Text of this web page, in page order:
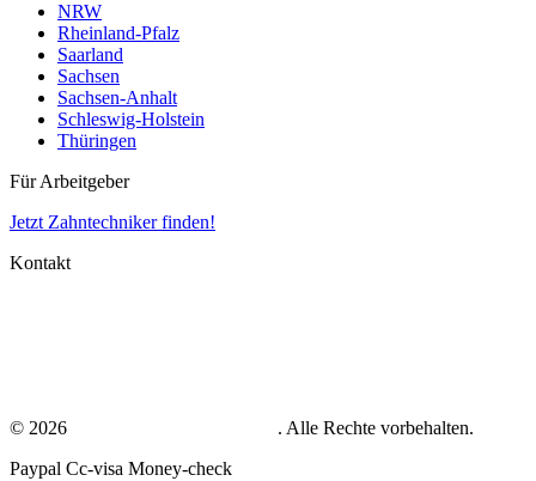
NRW
Rheinland-Pfalz
Saarland
Sachsen
Sachsen-Anhalt
Schleswig-Holstein
Thüringen
Für Arbeitgeber
Jetzt Zahntechniker finden!
Kontakt
© 2026
. Alle Rechte vorbehalten.
Paypal Cc-visa Money-check